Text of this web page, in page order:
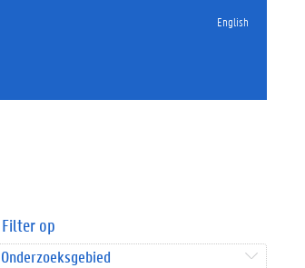
English
Filter op
Onderzoeksgebied